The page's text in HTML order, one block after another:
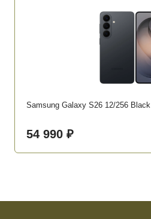
Samsung Galaxy S26 12/256 Black
54 990 ₽